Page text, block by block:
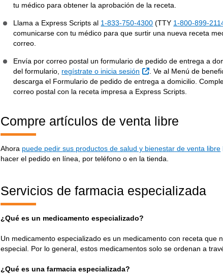
tu médico para obtener la aprobación de la receta.
Llama a Express Scripts al 1-833-750-4300 (TTY 1-800-899-
comunicarse con tu médico para que surtir una nueva receta
correo.
Envía por correo postal un formulario de pedido de entrega a
del formulario, regístrate o inicia sesión Sitio Externo
. Ve al Menú de
descarga el Formulario de pedido de entrega a domicilio.
correo postal con la receta impresa a Express Scripts.
Compre artículos de venta libre
Ahora puede pedir sus productos de salud y bienestar de venta libre
hacer el pedido en línea, por teléfono o en la tienda.
Servicios de farmacia especializada
¿Qué es un medicamento especializado?
Un medicamento especializado es un medicamento con receta que
especial. Por lo general, estos medicamentos solo se ordenan a
¿Qué es una farmacia especializada?